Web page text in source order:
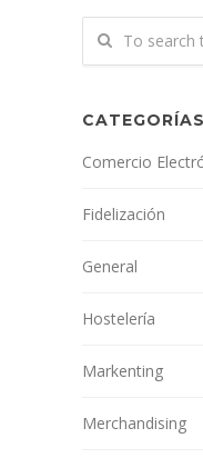
CATEGORÍAS
Comercio
Fidelización
General
Hostelería
Markenting
Merchandising